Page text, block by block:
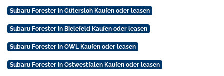
Subaru Forester in Gütersloh Kaufen oder leasen
Subaru Forester in Bielefeld Kaufen oder leasen
Subaru Forester in OWL Kaufen oder leasen
Subaru Forester in Ostwestfalen Kaufen oder leasen